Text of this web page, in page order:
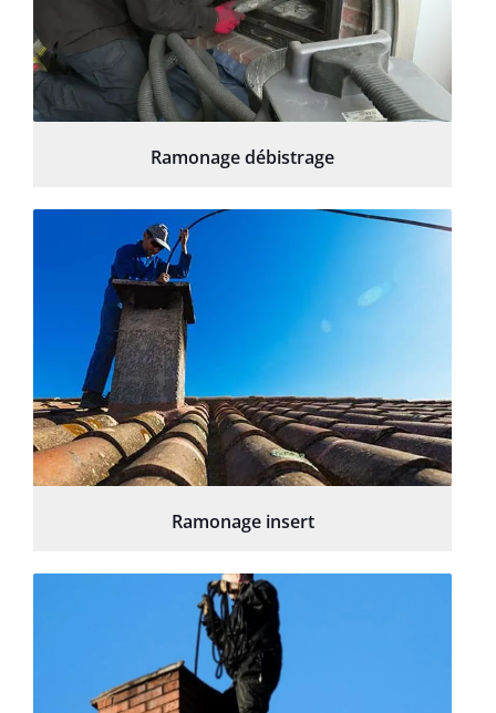
Ramonage débistrage
Ramonage insert